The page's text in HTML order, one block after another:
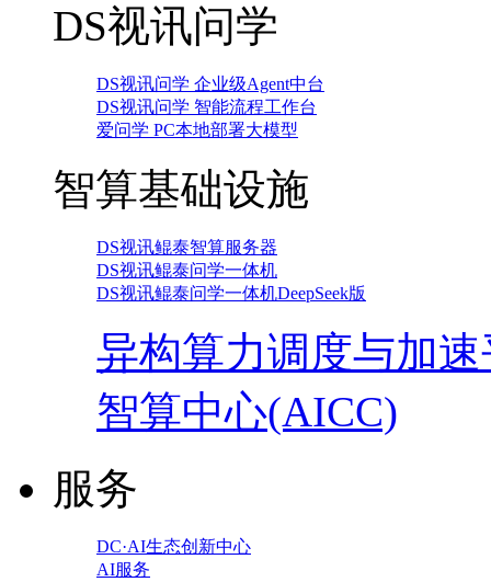
DS视讯问学
DS视讯问学 企业级Agent中台
DS视讯问学 智能流程工作台
爱问学 PC本地部署大模型
智算基础设施
DS视讯鲲泰智算服务器
DS视讯鲲泰问学一体机
DS视讯鲲泰问学一体机DeepSeek版
异构算力调度与加
智算中心(AICC)
服务
DC·AI生态创新中心
AI服务